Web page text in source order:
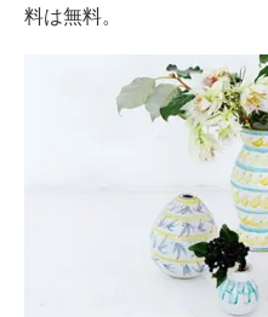
料は無料。